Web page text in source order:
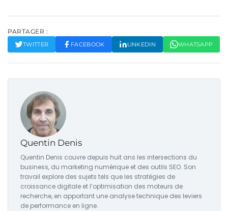
PARTAGER :
TWITTER FACEBOOK LINKEDIN WHATSAPP
Quentin Denis
Quentin Denis couvre depuis huit ans les intersections du
business, du marketing numérique et des outils SEO. Son
travail explore des sujets tels que les stratégies de
croissance digitale et l’optimisation des moteurs de
recherche, en apportant une analyse technique des leviers
de performance en ligne.